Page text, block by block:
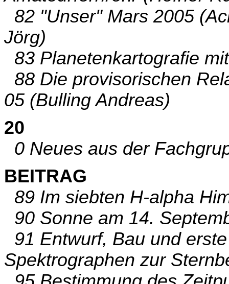
82 "Unser" Mars 2005
Jörg)
83 Planetenkartografie
88 Die provisorischen
05 (Bulling Andreas)
20
0 Neues aus der
BEITRAG
89 Im siebten H-alpha
90 Sonne am 14.
91 Entwurf, Bau und
Spektrographen zur